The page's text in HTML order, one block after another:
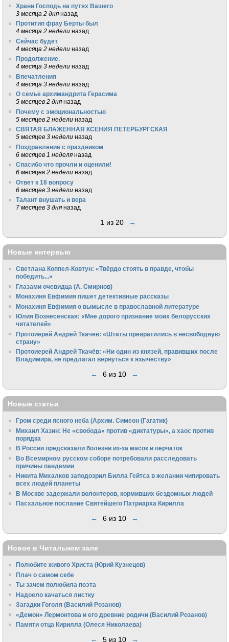
Храни Господь на путях Вашего
3 месяца 2 дня назад
Протитип фрау Берты был
4 месяца 2 недели назад
Сейчас будет
4 месяца 2 недели назад
Продолжение.
4 месяца 3 недели назад
Впечатления
4 месяца 3 недели назад
О семье архимандрита Герасима
5 месяцев 2 дня назад
Почему с эмоциональностью
5 месяцев 2 недели назад
СВЯТАЯ БЛАЖЕННАЯ КСЕНИЯ ПЕТЕРБУРГСКАЯ
5 месяцев 3 недели назад
Поздравление с праздником
6 месяцев 1 неделя назад
Спасибо что прочли и оценили!
6 месяцев 2 недели назад
Ответ к 18 вопросу
6 месяцев 3 недели назад
Талант внушать и вера
7 месяцев 3 дня назад
1 из 20 →
Новые интервью
Светлана Коппел-Ковтун: «Твёрдо стоять в правде, чтобы
победить...»
Глазами очевидца (А. Смирнов)
Монахиня Евфимия пишет детективные рассказы
Монахиня Евфимия о вымысле в православной литературе
Юлия Вознесенская: «Мне дорого признание моих белорусских
читателей»
Протоиерей Андрей Ткачев: «Штаты превратились в несвободную
страну»
Протоиерей Андрей Ткачёв: «Ни один из князей, правивших после
Владимира, не предлагал вернуться к язычеству»
← 6 из 10 →
Новые статьи
Гром среди ясного неба (Архим. Симеон (Гагатик)
Михаил Хазин: Не «свобода» против «диктатуры», а хаос против
порядка
В России предсказали болезни из-за масок и перчаток
Во Всемирном русском соборе потребовали расследовать
причины пандемии
Никита Михалков заподозрил Билла Гейтса в желании чипировать
всех людей планеты
В Москве задержали волонтеров, кормивших бездомных людей
Пасхальное послание Святейшего Патриарха Кирилла
← 6 из 10 →
Новое в Читальном зале
Полюбите живого Христа (Юрий Кузнецов)
Плач о самом себе
Ты зачем полюбила поэта
Надоело качаться листку
Загадки Гоголя (Василий Розанов)
«Демон» Лермонтова и его древние родичи (Василий Розанов)
Памяти отца Кирилла (Олеся Николаева)
← 5 из 10 →